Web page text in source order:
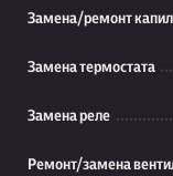
Замена/ремонт
Замена термостата
Замена реле
Ремонт/замена